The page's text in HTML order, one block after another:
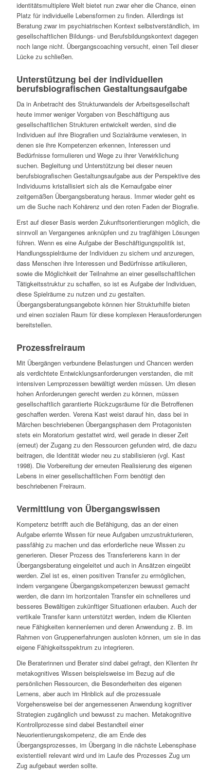
identitätsmultiplere Welt bietet nun zwar eher die Chance, einen
Platz für individuelle Lebensformen zu finden. Allerdings ist
Beratung zwar im psychiatrischen Kontext selbstverständlich, im
gesellschaftlichen Bildungs- und Berufs­bildungs­kontext dagegen
noch lange nicht. Übergangscoaching versucht, einen Teil dieser
Lücke zu schließen.
Unterstützung bei der individuellen
berufsbiografischen Gestaltungsaufgabe
Da in Anbetracht des Strukturwandels der Arbeitsgesellschaft
heute immer weniger Vorgaben von Beschäftigung aus
gesellschaftlichen Strukturen entwickelt werden, sind die
Individuen auf ihre Biografien und Sozialräume verwiesen, in
denen sie ihre Kompetenzen erkennen, Interessen und
Bedürfnisse formulieren und Wege zu ihrer Verwirklichung
suchen. Begleitung und Unterstützung bei dieser neuen
berufsbiografischen Gestaltungsaufgabe aus der Perspektive des
Individuums kristallisiert sich als die Kernaufgabe einer
zeitgemäßen Übergangsberatung heraus. Immer wieder geht es
um die Suche nach Kohärenz und den roten Faden der Biografie.
Erst auf dieser Basis werden Zukunftsorientierungen möglich, die
sinnvoll an Vergangenes anknüpfen und zu tragfähigen Lösungen
führen. Wenn es eine Aufgabe der Beschäftigungspolitik ist,
Handlungsspielräume der Individuen zu sichern und anzuregen,
dass Menschen ihre Interessen und Bedürfnisse artiku­lieren,
sowie die Möglichkeit der Teilnahme an einer gesellschaftlichen
Tätig­keits­struktur zu schaffen, so ist es Aufgabe der Individuen,
diese Spielräume zu nutzen und zu gestalten.
Übergangsberatungsangebote können hier Strukturhilfe bieten
und einen sozialen Raum für diese komplexen Herausforderungen
bereitstellen.
Prozessfreiraum
Mit Übergängen verbundene Belastungen und Chancen werden
als verdichtete Entwicklungsanforderungen verstanden, die mit
intensiven Lernprozessen bewältigt werden müssen. Um diesen
hohen Anforderungen gerecht werden zu können, müssen
gesellschaftlich garantierte Rückzugsräume für die Betroffenen
geschaffen werden. Verena Kast weist darauf hin, dass bei in
Märchen beschriebenen Übergangsphasen dem Protagonisten
stets ein Moratorium gestattet wird, weil gerade in dieser Zeit
(erneut) der Zugang zu den Ressourcen gefunden wird, die dazu
beitragen, die Identität wieder neu zu stabilisieren (vgl. Kast
1998). Die Vorbereitung der erneuten Realisierung des eigenen
Lebens in einer gesellschaftlichen Form benötigt den
beschriebenen Freiraum.
Vermittlung von Übergangswissen
Kompetenz betrifft auch die Befähigung, das an der einen
Aufgabe erlernte Wissen für neue Aufgaben umzustrukturieren,
passfähig zu machen und das erforderliche neue Wissen zu
generieren. Dieser Prozess des Transferierens kann in der
Übergangsberatung eingeleitet und auch in Ansätzen eingeübt
werden. Ziel ist es, einen positiven Transfer zu ermöglichen,
indem vergangene Übergangskompetenzen bewusst gemacht
werden, die dann im horizontalen Transfer ein schnelleres und
besseres Bewältigen zukünftiger Situationen erlauben. Auch der
vertikale Transfer kann unterstützt werden, indem die Klienten
neue Fähigkeiten kennenlernen und deren Anwendung z. B. im
Rahmen von Gruppenerfahrungen ausloten können, um sie in das
eigene Fähigkeitsspektrum zu integrieren.
Die Beraterinnen und Berater sind dabei gefragt, den Klienten ihr
metakognitives Wissen beispielsweise im Bezug auf die
persönlichen Ressourcen, die Besonderheiten des eigenen
Lernens, aber auch im Hinblick auf die prozessuale
Vorgehensweise bei der angemessenen Anwendung kognitiver
Strategien zugänglich und bewusst zu machen. Metakognitive
Kontrollprozesse sind dabei Bestandteil einer
Neuorientierungskompetenz, die am Ende des
Übergangsprozesses, im Übergang in die nächste Lebensphase
existentiell relevant wird und im Laufe des Prozesses Zug um
Zug aufgebaut werden sollte.